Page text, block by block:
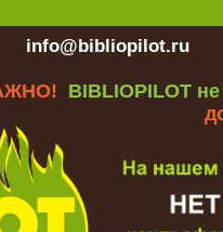
info@bibliopilot.ru
BIBLIOPILOT